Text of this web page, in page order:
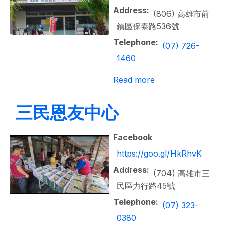
Address
(806) 高雄市前
鎮區保泰路536號
Telephone
(07) 726-
1460
Read moreabout 前鎮恩友中
三民恩友中心
Facebook
https://goo.gl/HkRhvK
Address
(704) 高雄市三
民區力行路45號
Telephone
(07) 323-
0380